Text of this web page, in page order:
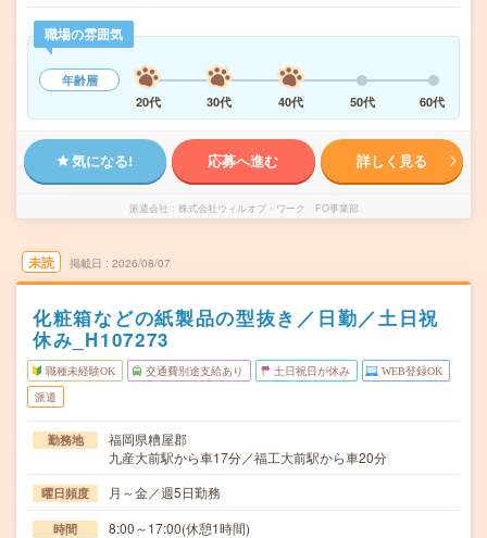
職場の雰囲気
年齢層
20代
30代 40代 50代 60代
気になる! 応募へ進む 詳しく見る
派遣会社 株式会社ウィルオブ・ワーク FO事業部
未読 掲載日 2026/08/07
化粧箱などの紙製品の型抜き／日勤／土日祝
休み_H107273
職種未経験OK 交通費別途支給あり 土日祝日が休み WEB登録OK
派遣
勤務地
福岡県糟屋郡
九産大前駅から車17分／福工大前駅から車20分
曜日頻度 月～金／週5日勤務
時間 8:00～17:00(休憩1時間)